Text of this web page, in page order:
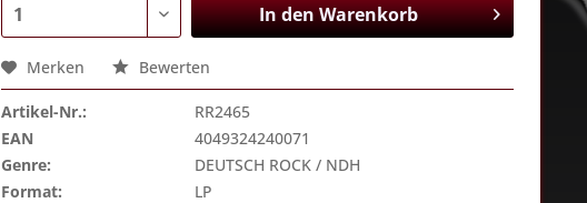
In denWarenkorb
Merken Bewerten
Artikel-Nr.:
RR2465
EAN
4049324240071
Genre:
DEUTSCH ROCK / NDH
Format:
LP